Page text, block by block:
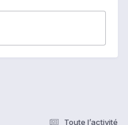
Toute l’activité